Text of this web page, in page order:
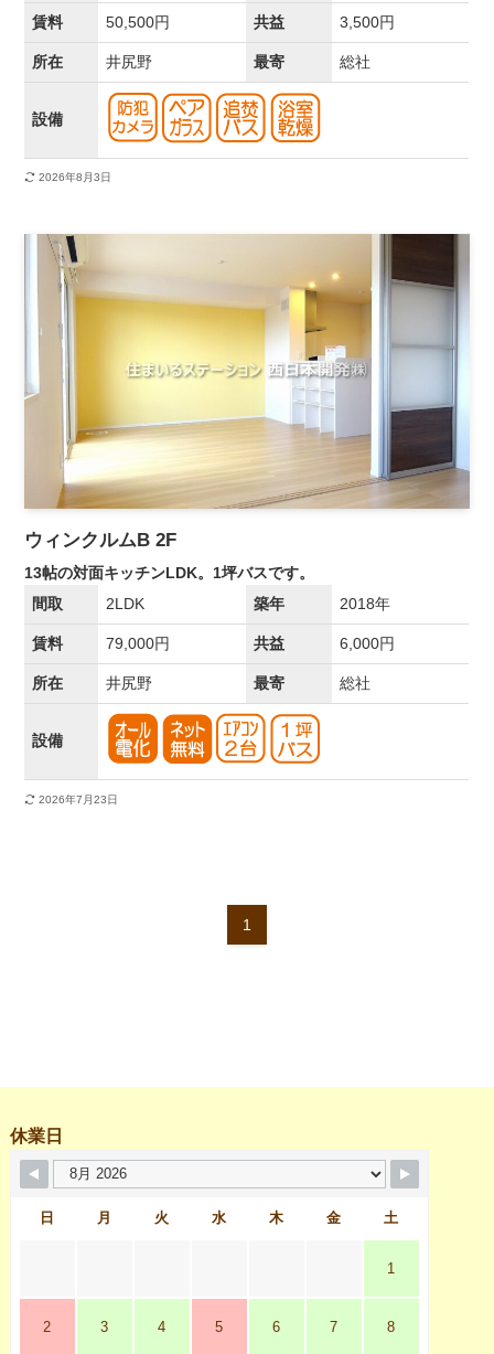
賃料 50,500円 共益 3,500円
所在 井尻野 最寄 総社
設備
2026年8月3日
ウィンクルムB 2F
13帖の対面キッチンLDK。1坪バスです。
間取
2LDK 築年 2018年
賃料 79,000円 共益 6,000円
所在 井尻野 最寄 総社
設備
2026年7月23日
1
休業日
日 月 火 水 木 金 土
1
2 3 4 5 6 7 8